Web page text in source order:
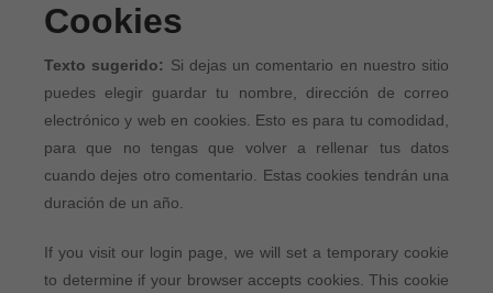
Cookies
Texto sugerido: Si dejas un comentario en nuestro sitio
puedes elegir guardar tu nombre, dirección de correo
electrónico y web en cookies. Esto es para tu comodidad,
para que no tengas que volver a rellenar tus datos
cuando dejes otro comentario. Estas cookies tendrán una
duración de un año.
If you visit our login page, we will set a temporary cookie
to determine if your browser accepts cookies. This cookie